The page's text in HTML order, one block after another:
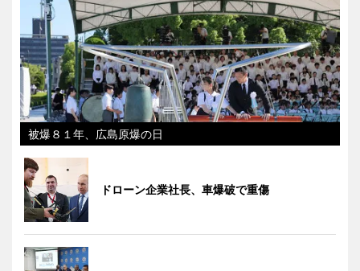
被爆８１年、広島原爆の日
ドローン企業社長、車爆破で重傷